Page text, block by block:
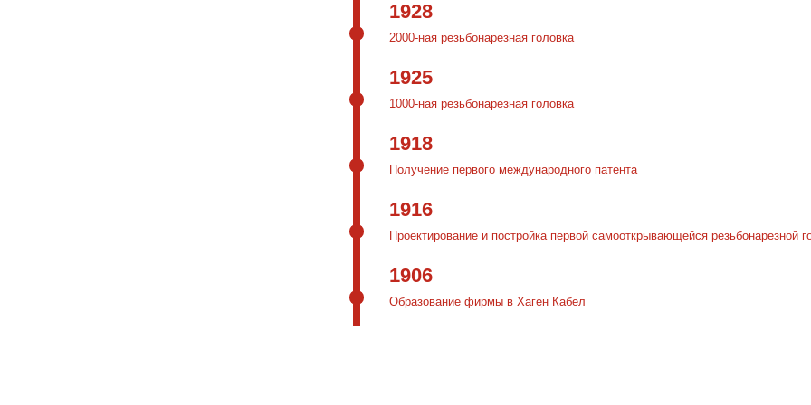
1928
2000-ная резьбонарезная головка
1925
1000-ная резьбонарезная головка
1918
Получение первого международного патента
1916
Проектирование и постройка первой самооткрывающейся резьбонарезной
1906
Образование фирмы в Хаген Кабел